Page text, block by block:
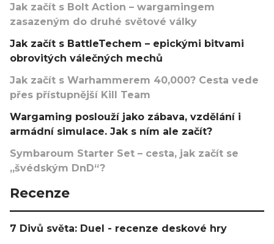
Jak začít s Bolt Action – wargamingem
zasazeným do druhé světové války
Jak začít s BattleTechem – epickými bitvami
obrovitých válečných mechů
Jak začít s Warhammerem 40,000? Cesta vede
přes přístupnější Kill Team
Wargaming poslouží jako zábava, vzdělání i
armádní simulace. Jak s ním ale začít?
Symbaroum Starter Set – cesta, jak začít se
„švédským DnD“?
Recenze
7 Divů světa: Duel - recenze deskové hry